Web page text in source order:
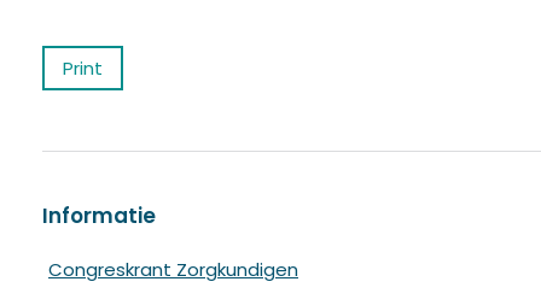
Print
Informatie
Congreskrant Zorgkundigen